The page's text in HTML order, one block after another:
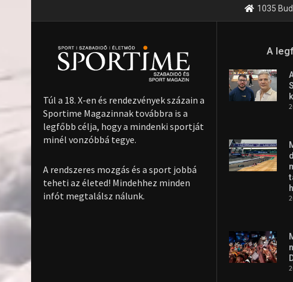
1035
Túl a 18. X-en és rendezvények százain a
Sportime Magazinnak továbbra is a
legfőbb célja, hogy a mindenki sportját
minél vonzóbbá tegye.
A rendszeres mozgás és a sport jobbá
teheti az életed! Mindehhez minden
infót megtalálsz nálunk.
A